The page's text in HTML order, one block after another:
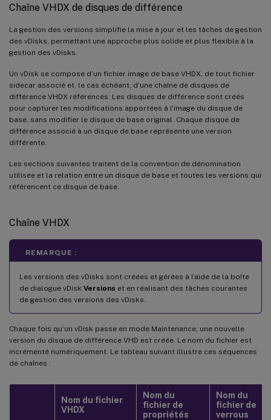
Chaîne VHDX de disques de différence
La gestion des versions simplifie la mise à jour et les tâches de gestion
des vDisks, permettant une approche plus solide et plus flexible à la
gestion des vDisks.
Un vDisk se compose d’un fichier image de base VHDX, de tout fichier
sidecar associé et, le cas échéant, d’une chaîne de disques de
différence VHDX référencés. Les disques de différence sont créés
pour capturer les modifications apportées à l’image du disque de
base, sans modifier le disque de base original. Chaque disque de
différence associé à un disque de base représente une version
différente.
Les sections suivantes traitent de la convention de dénomination
utilisée et la relation entre un disque de base et toutes les versions qui
référencent ce disque de base.
Chaîne VHDX
REMARQUE :
Les versions des vDisks sont créées et gérées à l’aide de la boîte
de dialogue vDisk Versions et en réalisant des tâches courantes
de gestion des versions des vDisks.
Chaque fois qu’un vDisk passe en mode Maintenance, une nouvelle
version du disque de différence VHD est créée. Le nom du fichier est
incrémenté numériquement. Le tableau suivant illustre ces séquences
de chaînes :
Nom du fichier
VHDX
Nom du
fichier de
propriétés
Nom du
fichier de
verrous